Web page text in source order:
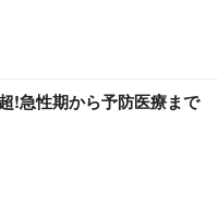
!急性期から予防医療まで